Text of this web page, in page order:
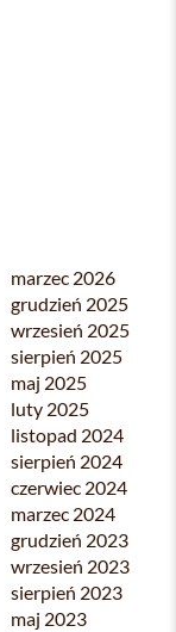
marzec 2026
grudzień 2025
wrzesień 2025
sierpień 2025
maj 2025
luty 2025
listopad 2024
sierpień 2024
czerwiec 2024
marzec 2024
grudzień 2023
wrzesień 2023
sierpień 2023
maj 2023